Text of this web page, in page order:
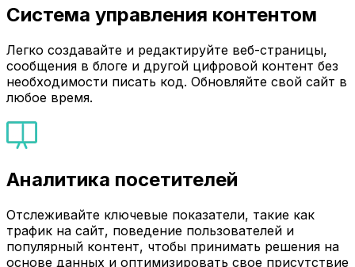
Система управления контентом
Легко создавайте и редактируйте веб-страницы,
сообщения в блоге и другой цифровой контент без
необходимости писать код. Обновляйте свой сайт в
любое время.
Аналитика посетителей
Отслеживайте ключевые показатели, такие как
трафик на сайт, поведение пользователей и
популярный контент, чтобы принимать решения на
основе данных и оптимизировать свое присутствие